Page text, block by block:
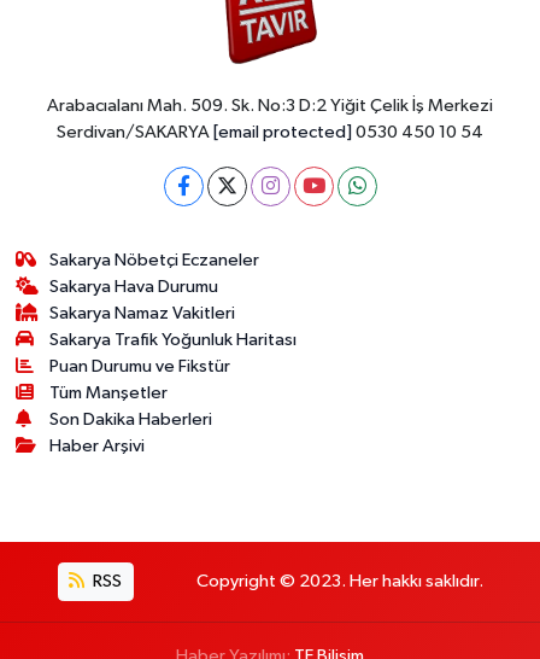
Arabacıalanı Mah. 509. Sk. No:3 D:2 Yiğit Çelik İş Merkezi
Serdivan/SAKARYA [email protected] 0530 450 10 54
Sakarya Nöbetçi Eczaneler
Sakarya Hava Durumu
Sakarya Namaz Vakitleri
Sakarya Trafik Yoğunluk Haritası
Puan Durumu ve Fikstür
Tüm Manşetler
Son Dakika Haberleri
Haber Arşivi
RSS Copyright © 2023. Her hakkı saklıdır.